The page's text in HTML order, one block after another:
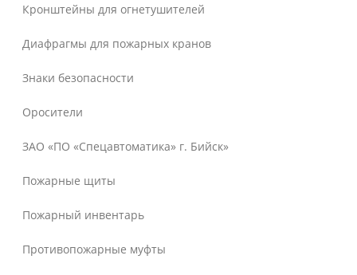
Кронштейны для огнетушителей
Диафрагмы для пожарных кранов
Знаки безопасности
Оросители
ЗАО «ПО «Спецавтоматика» г. Бийск»
Пожарные щиты
Пожарный инвентарь
Противопожарные муфты